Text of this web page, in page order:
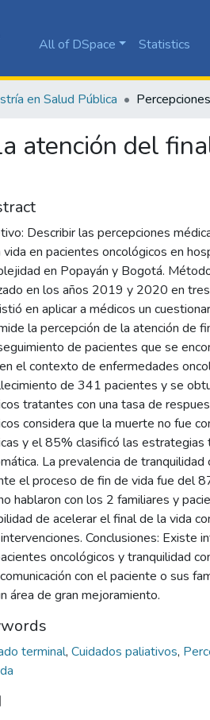
All of DSpace Statistics
en Salud Pública
atención del
Describir las percepciones
vida en pacientes oncológicos en
en Popayán y Bogotá.
en los años 2019 y 2020 en
en aplicar a médicos un
la percepción de la atención de
de pacientes que se
el contexto de enfermedades
de 341 pacientes y se
tratantes con una tasa de
considera que la muerte no fue
y el 85% clasificó las estrategias
La prevalencia de tranquilidad
el proceso de fin de vida fue del
hablaron con los 2 familiares y
de acelerar el final de la vida
Conclusiones: Existe
oncológicos y tranquilidad
con el paciente o sus
área de gran mejoramiento.
terminal, Cuidados paliativos,